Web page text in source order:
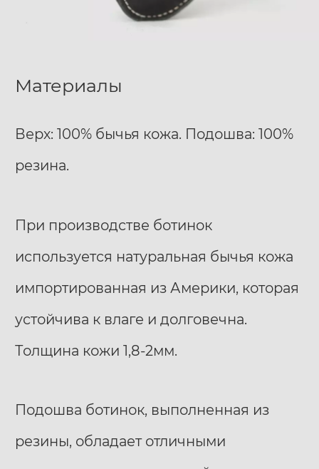
Материалы
Верх: 100% бычья кожа. Подошва: 100%
резина.
При производстве ботинок
используется натуральная бычья кожа
импортированная из Америки, которая
устойчива к влаге и долговечна.
Толщина кожи 1,8-2мм.
Подошва ботинок, выполненная из
резины, обладает отличными